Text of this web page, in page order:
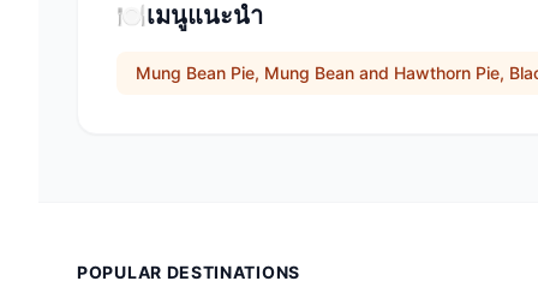
🍽️เมนูแนะนำ
Mung Bean Pie, Mung Bean and Hawthorn Pie,
POPULAR DESTINATIONS